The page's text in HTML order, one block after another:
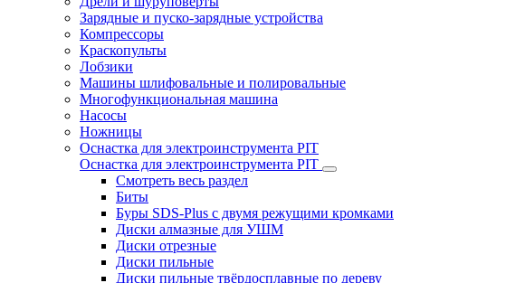
Зарядные и пуско-зарядные устройства
Компрессоры
Краскопульты
Лобзики
Машины шлифовальные и полировальные
Многофункциональная машина
Насосы
Ножницы
Оснастка для электроинструмента PIT
Оснастка для электроинструмента PIT
Смотреть весь раздел
Биты
Буры SDS-Plus c двумя режущими кромками
Диски алмазные для УШМ
Диски отрезные
Диски пильные
Диски пильные твёрдосплавные по дереву